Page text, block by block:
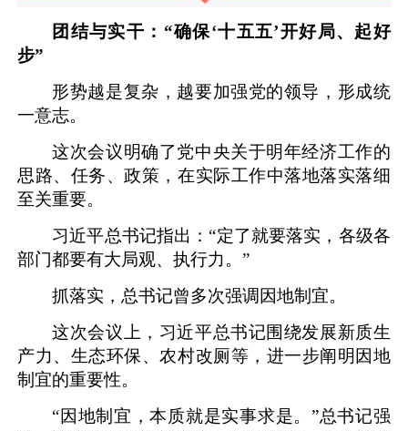
团结与实干：“确保‘十五五’开好局、起好
步”
形势越是复杂，越要加强党的领导，形成统
一意志。
这次会议明确了党中央关于明年经济工作的
思路、任务、政策，在实际工作中落地落实落细
至关重要。
习近平总书记指出：“定了就要落实，各级各
部门都要有大局观、执行力。”
抓落实，总书记曾多次强调因地制宜。
这次会议上，习近平总书记围绕发展新质生
产力、生态环保、农村改厕等，进一步阐明因地
制宜的重要性。
“因地制宜，本质就是实事求是。”总书记强